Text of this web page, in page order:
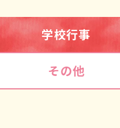
学校行事
その他